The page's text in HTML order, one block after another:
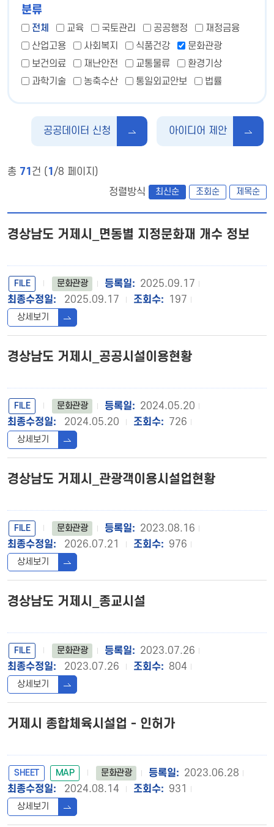
분류
전체 교육 국토관리 공공행정
재정금융
산업고용
사회복지 식품건강
문화관광
보건의료
재난안전 교통물류
환경기상
과학기술
농축수산 통일외교안보 법률
공공데이터 신청 아이디어 제안
총 71 건 ( 1 /8 페이지)
정렬방식
최신순 조회순 제목순
경상남도 거제시_면동별 지정문화재 개수 정보
FILE 문화관광
2025.09.17
2025.09.17
197
상세보기
경상남도 거제시_공공시설이용현황
FILE 문화관광
2024.05.20
2024.05.20
726
상세보기
경상남도 거제시_관광객이용시설업현황
FILE 문화관광
2023.08.16
2026.07.21
976
상세보기
경상남도 거제시_종교시설
FILE 문화관광
2023.07.26
2023.07.26
804
상세보기
거제시 종합체육시설업 - 인허가
SHEET MAP 문화관광
2023.06.28
2024.08.14
931
상세보기